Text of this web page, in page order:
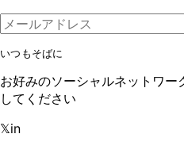
いつもそばに
お好みのソーシャルネットワ
してください
𝕏in